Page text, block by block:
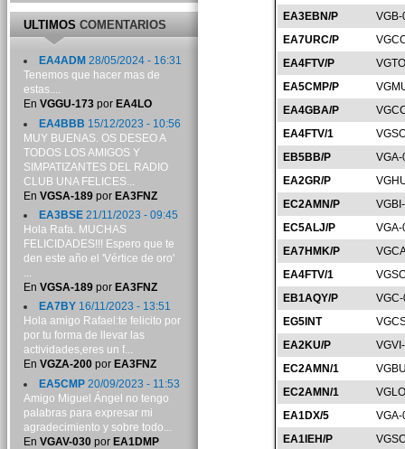
EA3EBN/P
EA7URC/P
EA4FTV/P
EA5CMP/P
EA4GBA/P
EA4FTV/1
EB5BB/P
EA2GR/P
EC2AMN/P
EC5ALJ/P
EA7HMK/P
EA4FTV/1
EB1AQY/P
EG5INT
EA2KU/P
EC2AMN/1
EC2AMN/1
EA1DX/5
EA1IEH/P
ULTIMOSCOMENTARIOS
EA4ADM 28/05/2024 - 16:31
Tenemos que hacer mas de
estas....
En VGGU-173por EA4LO
EA4BBB 15/12/2023 - 10:56
MUY BUENAS. OS DESEO A
TODOS LOS AMIGOS Y
SIMPATIZANTES DEL RADIO
CLUB UNA FELICES...
En VGSA-189por EA3FNZ
EA3BSE21/11/2023 - 09:45
Hola Rafa. MUCHAS
FELICIDADES!!! Espero que te
den este año el 'Vértice de oro'
...
En VGSA-189por EA3FNZ
EA7BY16/11/2023 - 13:51
Hola amigo Rafael:te felicito por
por tu forma de llevar las
actividades,eres un f...
En VGZA-200por EA3FNZ
EA5CMP20/09/2023 - 11:53
Amigo Miguel Ángel no tengo
palabras para expresar mi
agradecimiento y sobre todo...
En VGAV-030por EA1DMP